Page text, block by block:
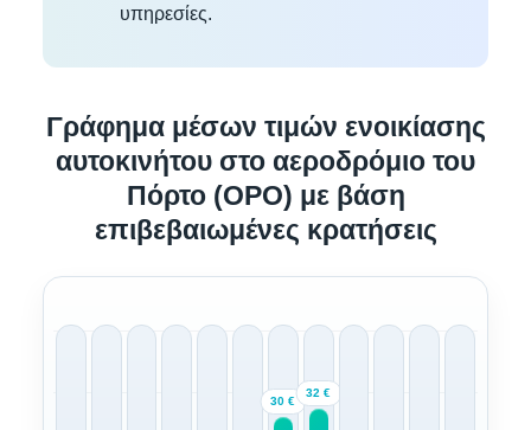
υπηρεσίες.
Γράφημα μέσων τιμών ενοικίασης
αυτοκινήτου στο αεροδρόμιο του
Πόρτο (OPO) με βάση
επιβεβαιωμένες κρατήσεις
30 €
32 €